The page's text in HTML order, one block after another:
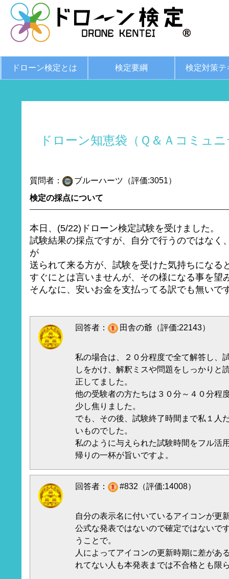
ドローン検定とは 検定要綱 検定対策テ
ドローン知恵袋（Ｑ＆Ａコミュ
質問者：
ブルーハーツ（評価:3051）
検定の採点について
本日、(5/22)ドローン検定試験を受けました。
試験結果の採点ですが、自分で行うのではなく
が
送られて来る方が、試験を受けた気持ちになる
すぐにとは言いませんが、その様になる事を望
そんなに、安いお金を支払ってる訳でも無いで
回答者： 田舎の爺（評価:22143）
私の場合は、２０分程度で全て解答し、
しをかけ、解釈ミスや問題をしっかりと
正してました。
他の受験者の方たちは３０分～４０分程
少し焦りました。
でも、その後、試験終了時間まで私１人
いものでした。
私のように与えられた試験時間をフル活
帰りの一杯が旨いですよ。
回答者： #832（評価:14008）
自分の表示名に付いているアイコンが更
公式な発表ではないので確定ではないで
うことで。
人によってアイコンの更新時期に差があ
れてない人も本発表までは不合格とも限